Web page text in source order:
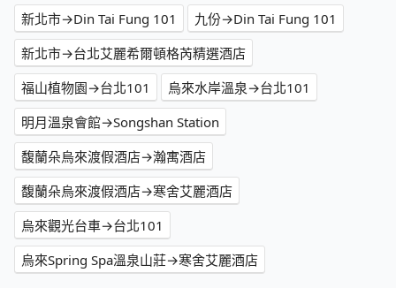
新北市→Din Tai Fung 101
九份→Din Tai Fung 101
新北市→台北艾麗希爾頓格芮精選酒店
福山植物園→台北101
烏來水岸溫泉→台北101
明月溫泉會館→Songshan Station
馥蘭朵烏來渡假酒店→瀚寓酒店
馥蘭朵烏來渡假酒店→寒舍艾麗酒店
烏來觀光台車→台北101
烏來Spring Spa溫泉山莊→寒舍艾麗酒店